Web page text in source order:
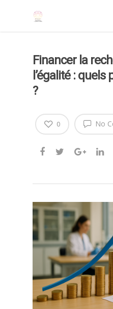
Financer la
l’égalité :
?
No
0